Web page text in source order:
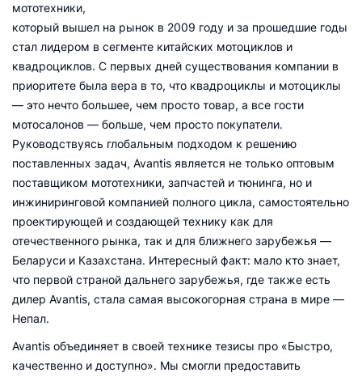
мототехники,
который вышел на рынок в 2009 году и за прошедшие годы
стал лидером в сегменте китайских мотоциклов и
квадроциклов. С первых дней существования компании в
приоритете была вера в то, что квадроциклы и мотоциклы
— это нечто большее, чем просто товар, а все гости
мотосалонов — больше, чем просто покупатели.
Руководствуясь глобальным подходом к решению
поставленных задач, Avantis является не только оптовым
поставщиком мототехники, запчастей и тюнинга, но и
инжиниринговой компанией полного цикла, самостоятельно
проектирующей и создающей технику как для
отечественного рынка, так и для ближнего зарубежья —
Беларуси и Казахстана. Интересный факт: мало кто знает,
что первой страной дальнего зарубежья, где также есть
дилер Avantis, стала самая высокогорная страна в мире —
Непал.
Avantis объединяет в своей технике тезисы про «Быстро,
качественно и доступно». Мы смогли предоставить